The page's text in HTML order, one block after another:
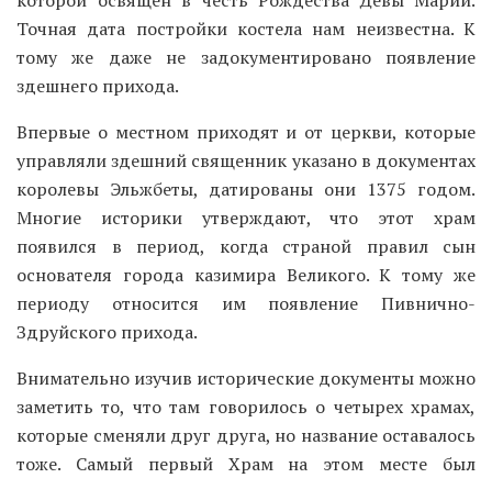
Точная дата постройки костела нам неизвестна. К
тому же даже не задокументировано появление
здешнего прихода.
Впервые о местном приходят и от церкви, которые
управляли здешний священник указано в документах
королевы Эльжбеты, датированы они 1375 годом.
Многие историки утверждают, что этот храм
появился в период, когда страной правил сын
основателя города казимира Великого. К тому же
периоду относится им появление Пивнично-
Здруйского прихода.
Внимательно изучив исторические документы можно
заметить то, что там говорилось о четырех храмах,
которые сменяли друг друга, но название оставалось
тоже. Самый первый Храм на этом месте был